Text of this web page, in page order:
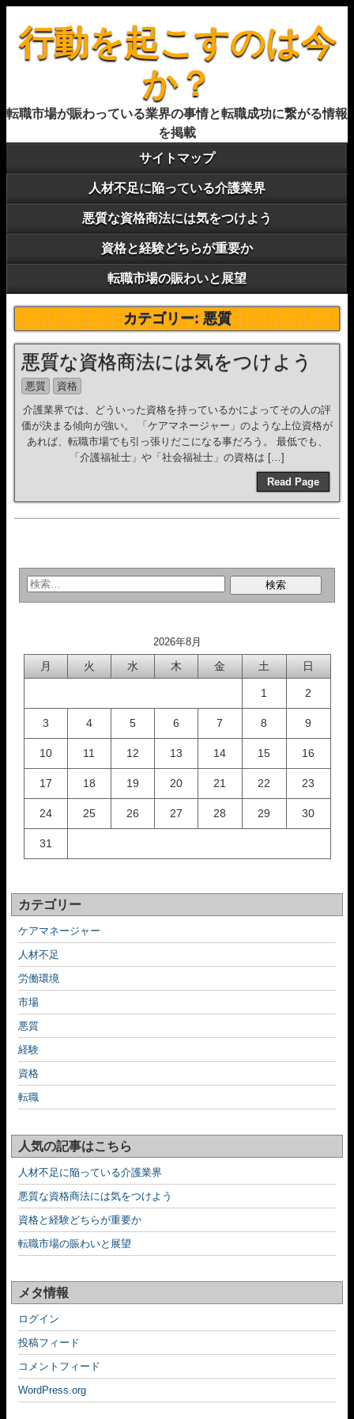
行動を起こすのは今
か？
転職市場が賑わっている業界の事情と転職成功に繋がる情報
を掲載
サイトマップ
人材不足に陥っている介護業界
悪質な資格商法には気をつけよう
資格と経験どちらが重要か
転職市場の賑わいと展望
カテゴリー:悪質
悪質な資格商法には気をつけよう
悪質
資格
介護業界では、どういった資格を持っているかによってその人の評
価が決まる傾向が強い。 「ケアマネージャー」のような上位資格が
あれば、転職市場でも引っ張りだこになる事だろう。 最低でも、
「介護福祉士」や「社会福祉士」の資格は […]
Read Page
2026年8月
月 火 水 木 金 土 日
1 2
3 4 5 6 7 8 9
10 11 12 13 14 15 16
17 18 19 20 21 22 23
24 25 26 27 28 29 30
31
カテゴリー
ケアマネージャー
人材不足
労働環境
市場
悪質
経験
資格
転職
人気の記事はこちら
人材不足に陥っている介護業界
悪質な資格商法には気をつけよう
資格と経験どちらが重要か
転職市場の賑わいと展望
メタ情報
ログイン
投稿フィード
コメントフィード
WordPress.org